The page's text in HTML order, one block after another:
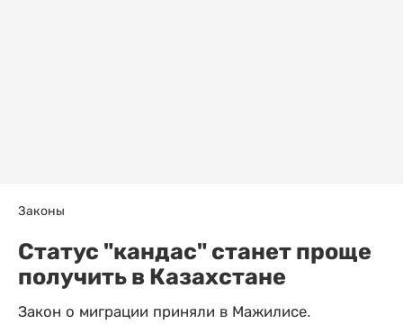
Законы
Статус "кандас" станет проще
получить в Казахстане
Закон о миграции приняли в Мажилисе.